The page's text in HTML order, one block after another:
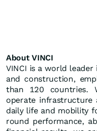
About VINCI
VINCI is a world
and construction,
than 120 countries.
operate
daily life and mobility
round performance,